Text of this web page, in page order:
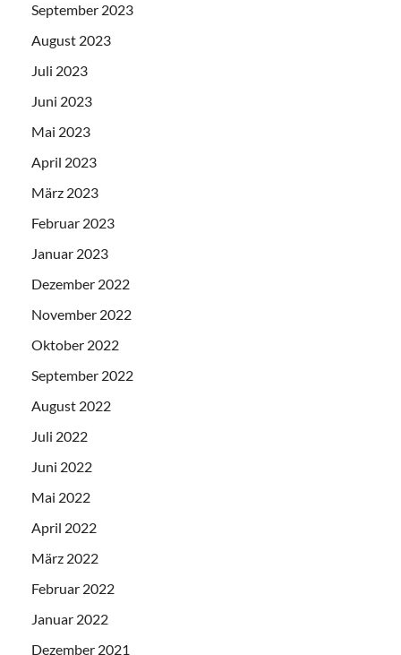
September 2023
August 2023
Juli 2023
Juni 2023
Mai 2023
April 2023
März 2023
Februar 2023
Januar 2023
Dezember 2022
November 2022
Oktober 2022
September 2022
August 2022
Juli 2022
Juni 2022
Mai 2022
April 2022
März 2022
Februar 2022
Januar 2022
Dezember 2021